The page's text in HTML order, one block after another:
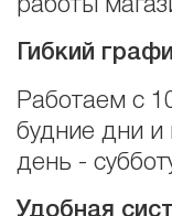
работы
Гибкий
Работаем с
будние дни
день -
Удобная